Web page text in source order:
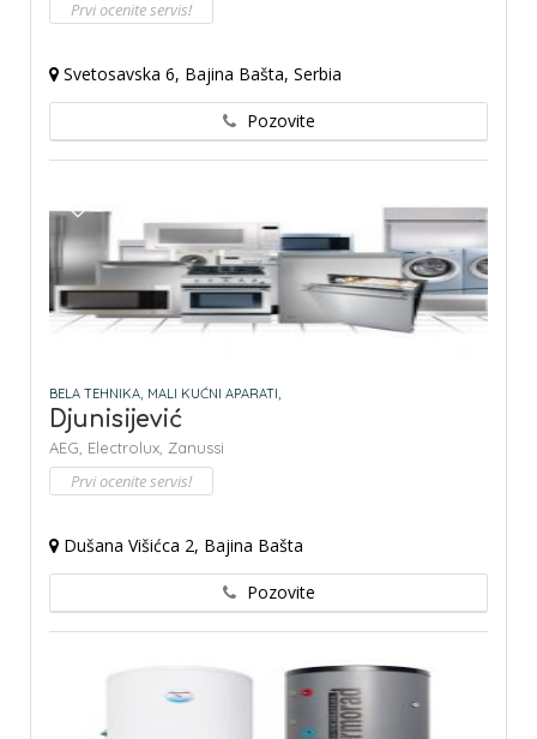
Prvi ocenite servis!
Svetosavska 6, Bajina Bašta, Serbia
Pozovite
BELA TEHNIKA, MALI KUĆNI APARATI,
Djunisijević
AEG, Electrolux, Zanussi
Prvi ocenite servis!
Dušana Višićca 2, Bajina Bašta
Pozovite